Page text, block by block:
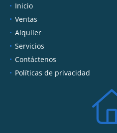
Inicio
Ventas
Alquiler
Servicios
Contáctenos
Políticas de privacidad